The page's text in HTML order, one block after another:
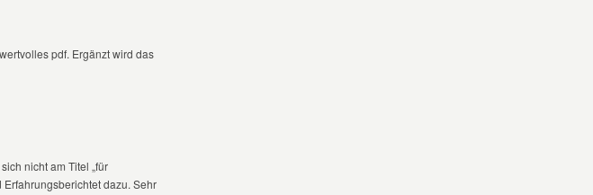
pdf. Ergänzt wird das
nicht am Titel „für
dazu. Sehr